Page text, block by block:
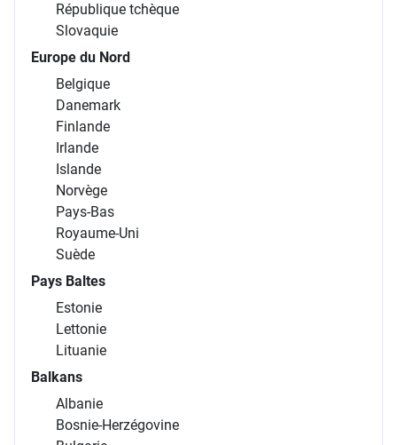
République tchèque
Slovaquie
Europe du Nord
Belgique
Danemark
Finlande
Irlande
Islande
Norvège
Pays-Bas
Royaume-Uni
Suède
Pays Baltes
Estonie
Lettonie
Lituanie
Balkans
Albanie
Bosnie-Herzégovine